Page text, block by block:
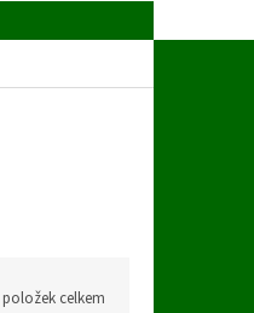
položek celkem